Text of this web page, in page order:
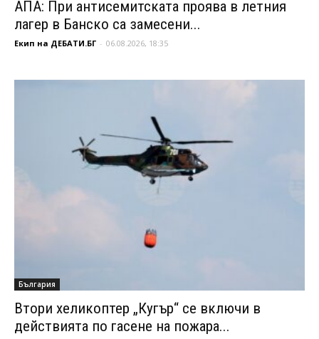
АПА: При антисемитската проява в летния
лагер в Банско са замесени...
Екип на ДЕБАТИ.БГ - 06.08.2026, 18:35
България
Втори хеликоптер „Кугър“ се включи в
действията по гасене на пожара...